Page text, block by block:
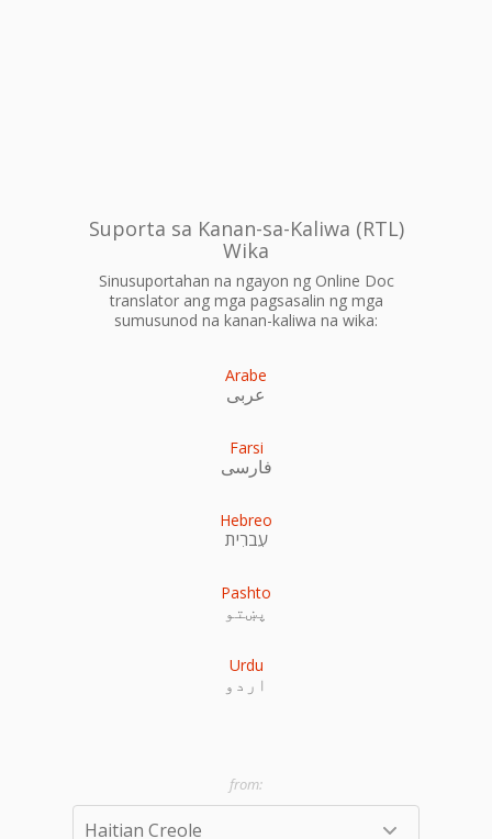
Suporta sa Kanan-sa-Kaliwa (RTL)
Wika
Sinusuportahan na ngayon ng Online Doc
translator ang mga pagsasalin ng mga
sumusunod na kanan-kaliwa na wika:
Arabe
عربى
Farsi
فارسی
Hebreo
עִברִית
Pashto
پښتو
Urdu
اردو